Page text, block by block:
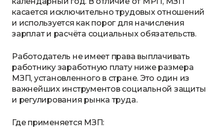
касается исключительно трудовых отношений
и используется как порог для начисления
зарплат и расчёта социальных обязательств.
Работодатель не имеет права выплачивать
работнику заработную плату ниже размера
МЗП, установленного в стране. Это один из
важнейших инструментов социальной защиты
и регулирования рынка труда.
Где применяется МЗП: